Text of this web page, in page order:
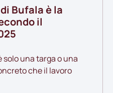
Bufala è la
il
solo una targa o una
che il lavoro